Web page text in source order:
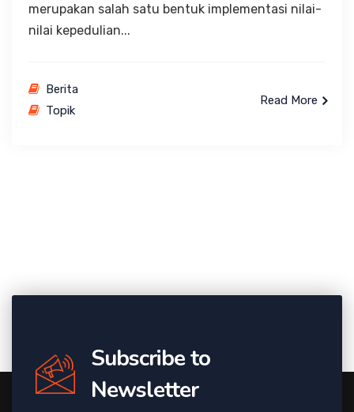
merupakan salah satu bentuk implementasi nilai-
nilai kepedulian...
Berita
Topik
Read More
Subscribe to
Newsletter